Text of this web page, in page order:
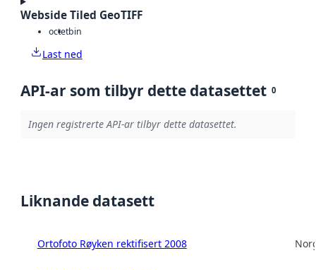
Webside Tiled GeoTIFF
octetbin
Last ned
API-ar som tilbyr dette datasettet 0
Ingen registrerte API-ar tilbyr dette datasettet.
Liknande datasett
Ortofoto Røyken rektifisert 2008